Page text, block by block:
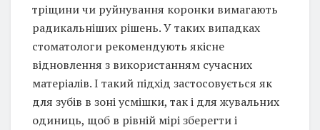
тріщини чи руйнування коронки вимагають
радикальніших рішень. У таких випадках
стоматологи рекомендують якісне
відновлення з використанням сучасних
матеріалів. І такий підхід застосовується як
для зубів в зоні усмішки, так і для жувальних
одиниць, щоб в рівній мірі зберегти і